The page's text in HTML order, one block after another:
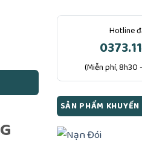
Hotline
(Miễn phí, 8h30
SẢN PHẨM